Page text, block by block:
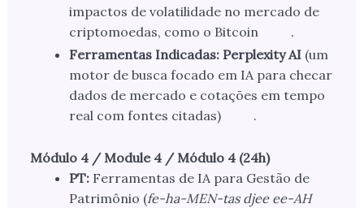
impactos de volatilidade no mercado de
criptomoedas, como o Bitcoin
.
Ferramentas Indicadas: Perplexity AI(um
motor de busca focado em IA para checar
dados de mercado e cotações em tempo
real com fontes citadas)
.
Módulo 4 / Module 4 / Módulo 4 (24h)
PT:Ferramentas de IA para Gestão de
Patrimônio (fe-ha-MEN-tas djee ee-AH